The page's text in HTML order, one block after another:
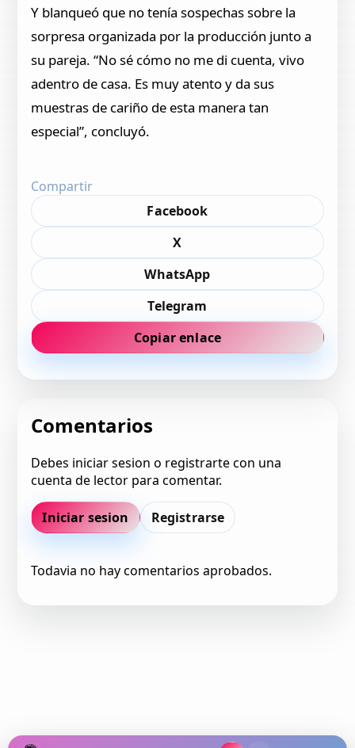
Y blanqueó que no tenía sospechas sobre la
sorpresa organizada por la producción junto a
su pareja. “No sé cómo no me di cuenta, vivo
adentro de casa. Es muy atento y da sus
muestras de cariño de esta manera tan
especial”, concluyó.
Compartir
Facebook
X
WhatsApp
Telegram
Copiar enlace
Comentarios
Debes iniciar sesion o registrarte con una
cuenta de lector para comentar.
Iniciar sesion Registrarse
Todavia no hay comentarios aprobados.